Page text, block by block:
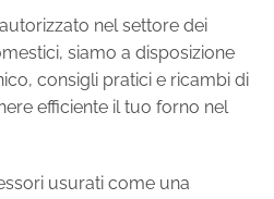
nel settore dei
siamo a disposizione
consigli pratici e ricambi di
efficiente il tuo forno nel
usurati come una